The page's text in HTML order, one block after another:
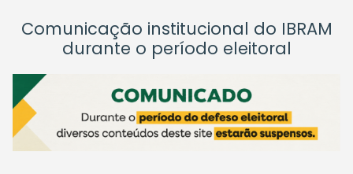
Comunicação institucional do IBRAM
durante o período eleitoral